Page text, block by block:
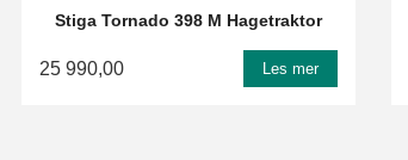
Stiga Tornado 398 M Hagetraktor
25 990,00 Les mer